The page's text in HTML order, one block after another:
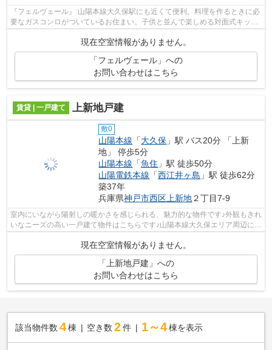
『フェルヴェール』:山陽本線大久保駅にも近くて便利。料理を作るときに必
要なガスコンロがついているお住まい。子供と並んで楽しめる対面式キッチ
現在空室情報がありません。
「フェルヴェール」への
お問い合わせはこちら
賃貸 | 一戸建て 上新地戸建
敷0
山陽本線 「大久保 」駅 バス20分 「上新
地」 停歩5分
山陽本線 「魚住 」駅 徒歩50分
山陽電鉄本線 「西江井ヶ島 」駅 徒歩62分
築37年
兵庫県神戸市西区 上新地２丁目7-9
室内にいながら陽射しの暖かさを感じられる、魅力的な物件です♪外観もきれ
いなニーズの高い一戸建て物件はこちらです♪山陽本線大久保エリア周辺に
て、これから戸建てを検索するなら、0...
現在空室情報がありません。
「上新地戸建」への
お問い合わせはこちら
該当物件数 4棟 空き数 2 件 1～4 棟を表示